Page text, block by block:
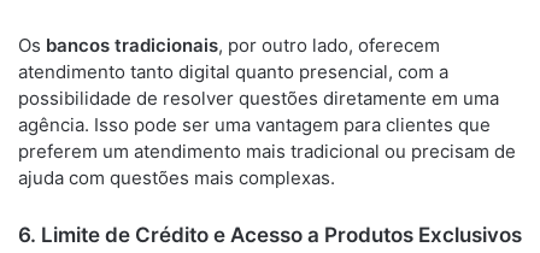
Os bancos tradicionais, por outro lado, oferecem
atendimento tanto digital quanto presencial, com a
possibilidade de resolver questões diretamente em uma
agência. Isso pode ser uma vantagem para clientes que
preferem um atendimento mais tradicional ou precisam de
ajuda com questões mais complexas.
6. Limite de Crédito e Acesso a Produtos Exclusivos